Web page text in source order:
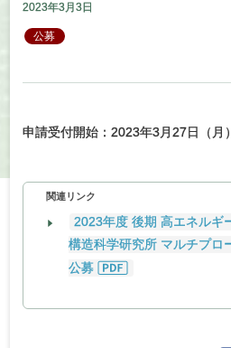
2023年3月3日
公募
申請受付開始：2023年3月27日（月）
関連リンク
2023年度 後期 高エネルギ
構造科学研究所 マルチプロ
公募